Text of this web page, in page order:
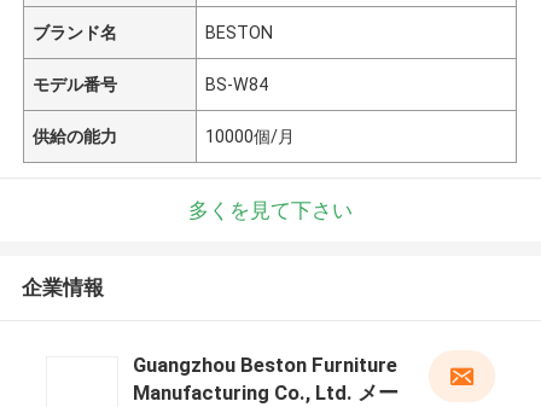
ブランド名 BESTON
モデル番号 BS-W84
供給の能力 10000個/月
多くを見て下さい
企業情報
Guangzhou Beston Furniture
Manufacturing Co., Ltd. メー